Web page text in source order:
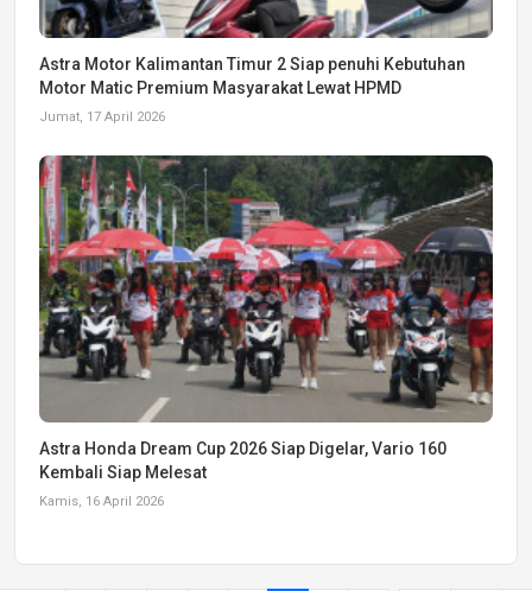
Astra Motor Kalimantan Timur 2 Siap penuhi Kebutuhan
Motor Matic Premium Masyarakat Lewat HPMD
Jumat, 17 April 2026
Astra Honda Dream Cup 2026 Siap Digelar, Vario 160
Kembali Siap Melesat
Kamis, 16 April 2026